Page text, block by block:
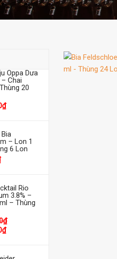
Oppa Dưa
Chai
20
₫
– Lon 1
6 Lon
Rio
3.8% –
– Thùng
₫
₫